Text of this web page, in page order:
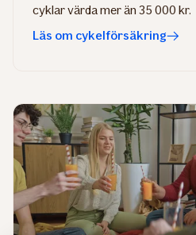
cyklar värda mer än 35 000 kr.
Läs om cykelförsäkring